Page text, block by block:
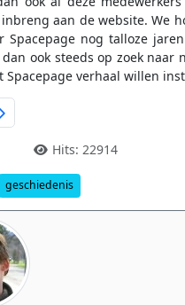
aan de website. We
Spacepage nog talloze
ook steeds op zoek naar
Spacepage verhaal willen
Hits: 22914
geschiedenis